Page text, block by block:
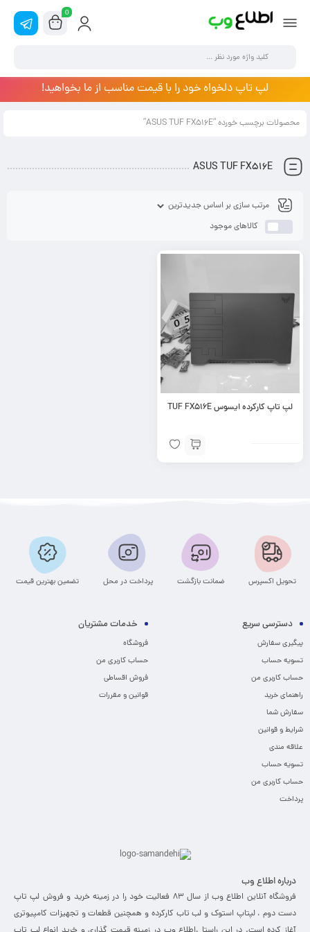
0
لپ تاپ دلخواه خود را با قیمت مناسب از ما بخواهید!
محصولات برچسب خورده “ASUS TUF FX516E”
ASUS TUF FX516E
کالاهای موجود
لپ تاپ کارکرده ایسوس TUF FX516E
تحویل اکسپرس ضمانت بازگشت پرداخت در محل تضمین بهترین قیمت
دسترسی سریع
پیگیری سفارش
تسویه حساب
حساب کاربری من
راهنمای خرید
سفارش شما
شرایط و قوانین
علاقه مندی
تسویه حساب
حساب کاربری من
پرداخت
خدمات مشتریان
فروشگاه
حساب کاربری من
فروش اقساطی
قوانین و مقررات
درباره اطلاع وب
فروشگاه آنلاین اطلاع وب از سال 83 فعالیت خود را در زمینه خرید و فروش لپ تاپ
دست دوم ، لپتاپ استوک و لب تاب کارکرده و همچنین قطعات و تجهیزات کامپیوتری